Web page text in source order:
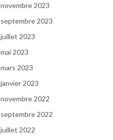
novembre 2023
septembre 2023
juillet 2023
mai 2023
mars 2023
janvier 2023
novembre 2022
septembre 2022
juillet 2022